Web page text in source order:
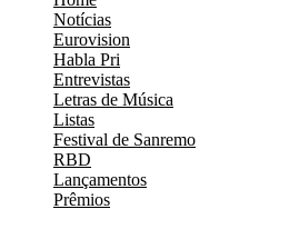
Notícias
Eurovision
Habla Pri
Entrevistas
Letras de Música
Listas
Festival de Sanremo
RBD
Lançamentos
Prêmios